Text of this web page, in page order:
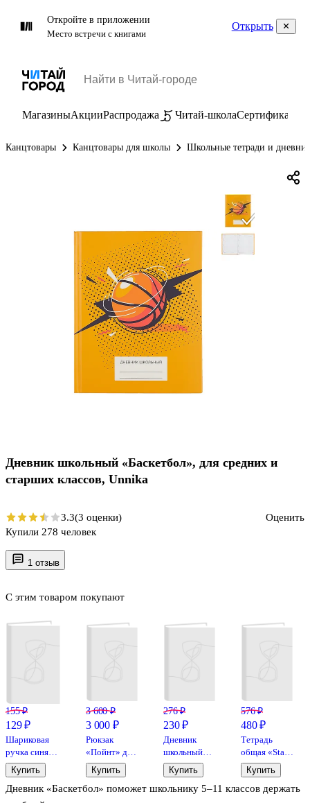
Откройте в приложении
Место встречи с книгами
Открыть
МагазиныАкцииРаспродажа Читай-школаСертификаты
Канцтовары Канцтовары для школы Школьные тетради и
1 отзыв
Дневник «Баскетбол» поможет школьнику 5–11 классов держать
С этим товаром покупают
155 ₽
129 ₽
Шариковая
ручка синяя
0,5 мм, MC
Gold,
MunHwa
Купить
3 600 ₽
3 000 ₽
Рюкзак
«Пойнт» для
мальчика, 25
л, чёрный,
полиэстер,
Купить
276 ₽
230 ₽
Дневник
школьный
«Гейм зона»,
Феникс+
Купить
576 ₽
480 ₽
Тетрадь
общая «Stars
in the night
sky», 84
листа в
Купить
Дневник школьный «Баскетбол», для средних и
старших классов, Unnika
3.3(3 оценки)
Оценить
Купили 278 человек